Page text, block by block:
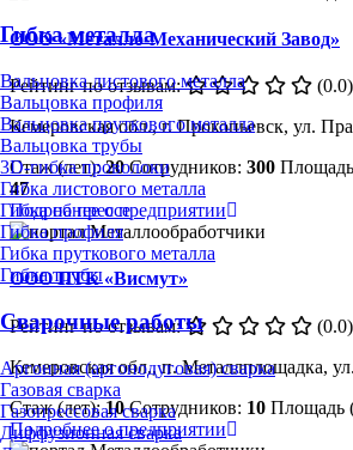
Гибка металла
Вальцовка листового металла
Вальцовка профиля
Вальцовка пруткового металла
Вальцовка трубы
3D-гибка проволоки
Гибка листового металла
Гибка на прессе
Гибка профиля
Гибка пруткового металла
Гибка трубы
Сварочные работы
Аргонная (аргонодуговая) сварка
Газовая сварка
Газопрессовая сварка
Диффузионная сварка
ООО «Металло-Механический Завод»
Рейтинг по отзывам:
(0.0)
Кемеровская обл., г. Прокопьевск, ул.
Стаж (лет):20 Сотрудников: 300
47
Подробнее о предприятии
ООО ПТК «Висмут»
Рейтинг по отзывам:
(0.0)
Кемеровская обл., п. Металлплощадка,
Стаж (лет):10 Сотрудников: 10 Площадь
Подробнее о предприятии